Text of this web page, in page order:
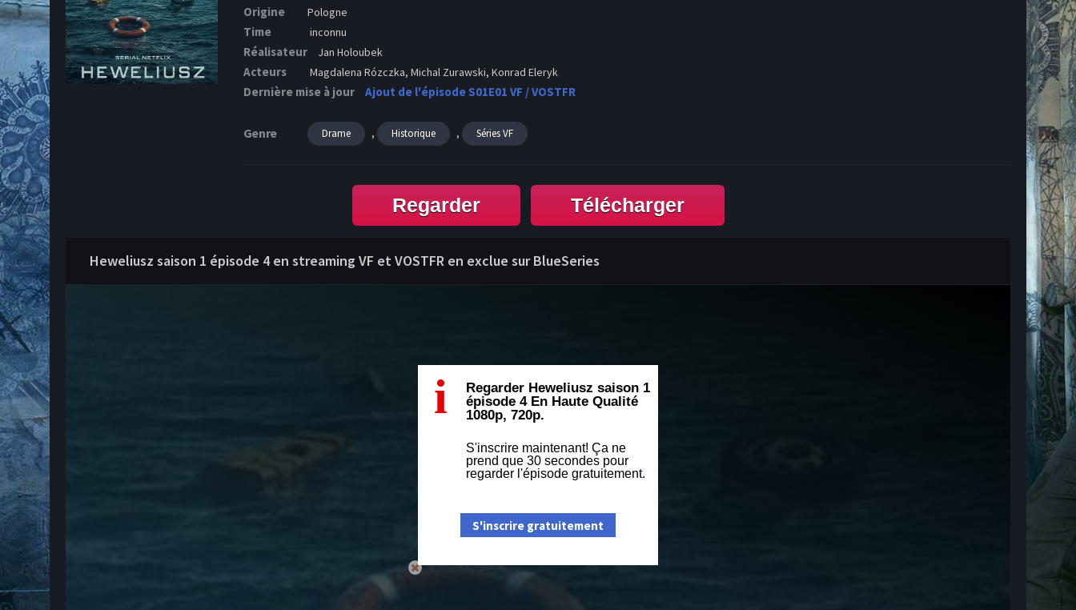
Origine Pologne
Time inconnu
Réalisateur Jan Holoubek
Acteurs Magdalena Rózczka, Michal Zurawski, Konrad Eleryk
Dernière mise à jour Ajout de l'épisode S01E01 VF / VOSTFR
Genre Drame , Historique , Séries VF
Regarder Télécharger
Heweliusz saison 1 épisode 4 en streaming VF et VOSTFR en exclue sur BlueSeries
i
Regarder Heweliusz saison 1
épisode 4 En Haute Qualité
1080p, 720p.
S'inscrire maintenant! Ça ne
prend que 30 secondes pour
regarder l'épisode gratuitement.
S'inscrire gratuitement